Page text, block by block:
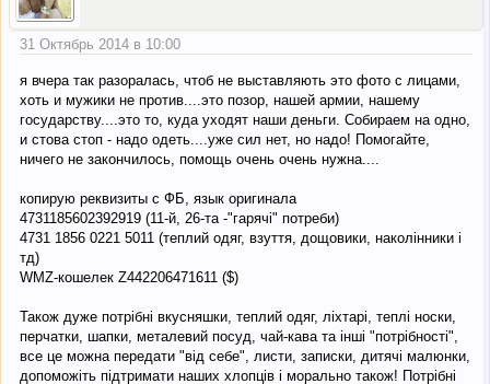
31 Октябрь 2014 в 10:00
я вчера так разоралась, чтоб не выставляють это фото с лицами,
хоть и мужики не против....это позор, нашей армии, нашему
государству....это то, куда уходят наши деньги. Собираем на одно,
и стова стоп - надо одеть....уже сил нет, но надо! Помогайте,
ничего не закончилось, помощь очень очень нужна....
копирую реквизиты с ФБ, язык оригинала
4731185602392919 (11-й, 26-та -"гарячі" потреби)
4731 1856 0221 5011 (теплий одяг, взуття, дощовики, наколінники і
тд)
WMZ-кошелек Z442206471611 ($)
Також дуже потрібні вкусняшки, теплий одяг, ліхтарі, теплі носки,
перчатки, шапки, металевий посуд, чай-кава та інші "потрібності",
все це можна передати "від себе", листи, записки, дитячі малюнки,
допоможіть підтримати наших хлопців і морально також! Потрібні